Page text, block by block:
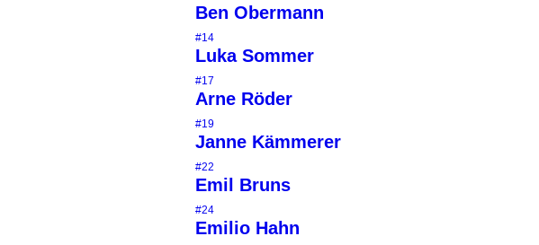
Ben Obermann
#14
Luka Sommer
#17
Arne Röder
#19
Janne Kämmerer
#22
Emil Bruns
#24
Emilio Hahn